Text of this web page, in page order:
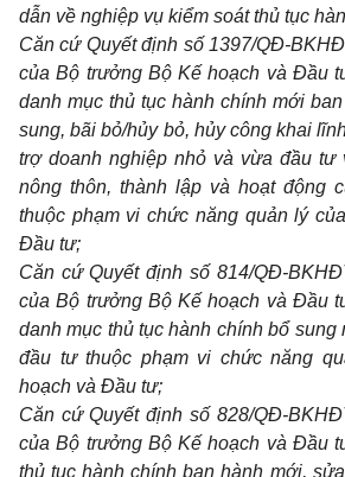
dẫn về nghiệp vụ kiểm soát thủ tục
Căn cứ Quyết định số 1397/QĐ-
của Bộ trưởng Bộ Kếhoạch và Đầu
danh mục thủ tục hành chính mới
sung, bãi bỏ/hủy bỏ, hủy công khai
trợ doanh nghiệp nhỏ và vừa đầu tư
nông thôn, thành lập và hoạt động
thuộc phạm vi chức năng quản lý
Đầu tư;
Căn cứ Quyết định số 814/QĐ-
của Bộ trưởng Bộ Kếhoạch và Đầu
danh mục thủ tục hành chính bổ sung
đầu tư thuộc phạm vi chức năng
hoạch và Đầu tư;
Căn cứ Quyết định số 828/QĐ-
của Bộ trưởng Bộ Kếhoạch và Đầu
thủ tục hành chính ban hành mới,